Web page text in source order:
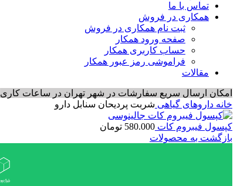
تماس با ما
همکاری در فروش
ثبت نام همکاری در فروش
صفحه ورود همکار
حساب کاربری همکار
فراموشی رمز عبور همکار
مقالات
امکان ارسال سریع سفارشات در شهر تهران در ساعات کاری
خانه داروهای گیاهی شربت پردیحان سنابل دارو
کپسول فیبروم کات 580.000 تومان
بازگشت به محصولات